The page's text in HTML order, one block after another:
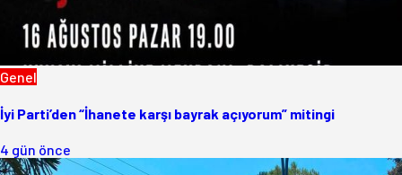
Genel
İyi Parti’den “İhanete karşı bayrak açıyorum” mitingi
4 gün önce